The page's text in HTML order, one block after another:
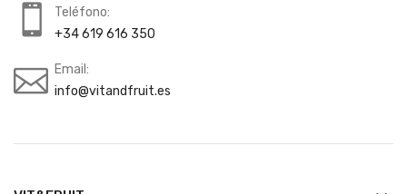
Teléfono:
+34 619 616 350
Email:
info@vitandfruit.es